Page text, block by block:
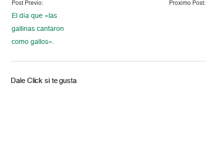
Post Previo:
El día que «las
gallinas cantaron
como gallos».
Proximo Post:
Dale Click si te gusta